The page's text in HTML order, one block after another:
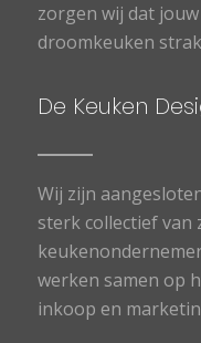
zorgen wij dat
droomkeuken
De Keuken
Wij zijn
sterk collectief van
werken samen op
inkoop en